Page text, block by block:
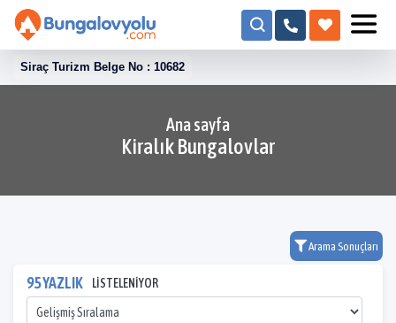
Siraç Turizm Belge No : 10682
Ana sayfa
Kiralık Bungalovlar
Arama Sonuçları
95 YAZLIK LİSTELENİYOR